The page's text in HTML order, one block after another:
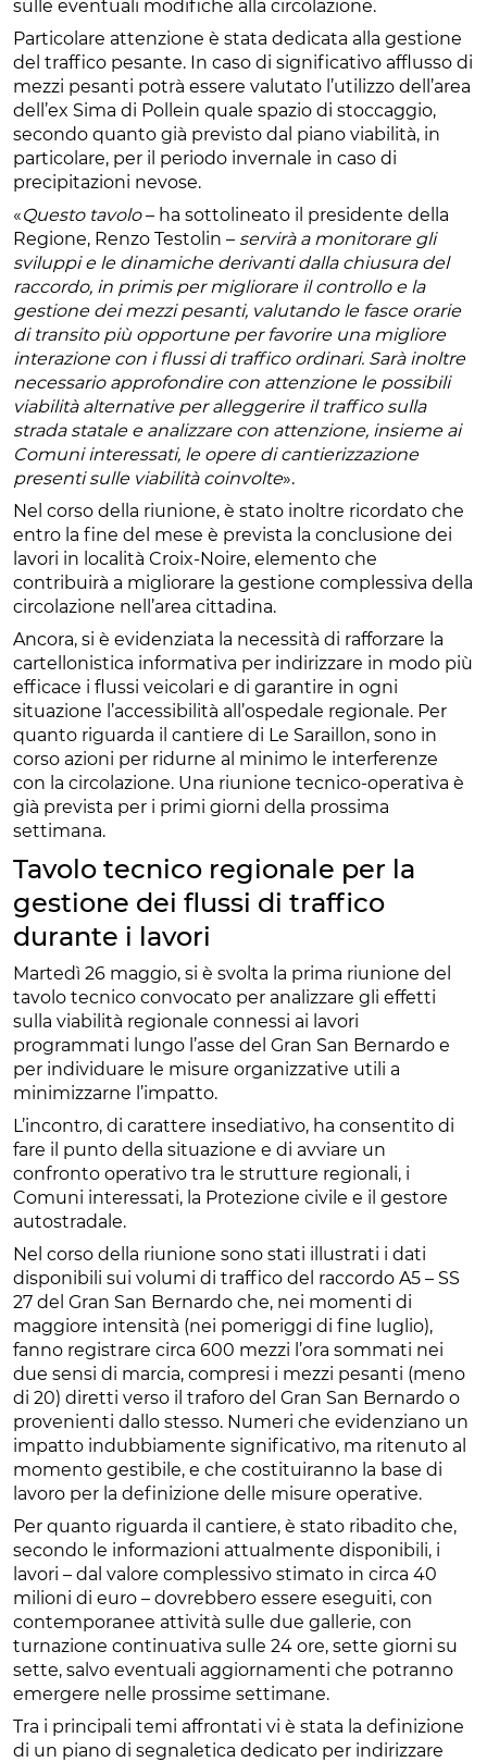
sulle eventuali modifiche alla circolazione.
Particolare attenzione è stata dedicata alla gestione
del traffico pesante. In caso di significativo afflusso di
mezzi pesanti potrà essere valutato l’utilizzo dell’area
dell’ex Sima di Pollein quale spazio di stoccaggio,
secondo quanto già previsto dal piano viabilità, in
particolare, per il periodo invernale in caso di
precipitazioni nevose.
«Questo tavolo– ha sottolineato il presidente della
Regione, Renzo Testolin – servirà a monitorare gli
sviluppi e le dinamiche derivanti dalla chiusura del
raccordo, in primis per migliorare il controllo e la
gestione dei mezzi pesanti, valutando le fasce orarie
di transito più opportune per favorire una migliore
interazione con i flussi di traffico ordinari. Sarà inoltre
necessario approfondire con attenzione le possibili
viabilità alternative per alleggerire il traffico sulla
strada statale e analizzare con attenzione, insieme ai
Comuni interessati, le opere di cantierizzazione
presenti sulle viabilità coinvolte».
Nel corso della riunione, è stato inoltre ricordato che
entro la fine del mese è prevista la conclusione dei
lavori in località Croix-Noire, elemento che
contribuirà a migliorare la gestione complessiva della
circolazione nell’area cittadina.
Ancora, si è evidenziata la necessità di rafforzare la
cartellonistica informativa per indirizzare in modo più
efficace i flussi veicolari e di garantire in ogni
situazione l’accessibilità all’ospedale regionale. Per
quanto riguarda il cantiere di Le Saraillon, sono in
corso azioni per ridurne al minimo le interferenze
con la circolazione. Una riunione tecnico-operativa è
già prevista per i primi giorni della prossima
settimana.
Tavolo tecnico regionale per la
gestione dei flussi di traffico
durante i lavori
Martedì 26 maggio, si è svolta la prima riunione del
tavolo tecnico convocato per analizzare gli effetti
sulla viabilità regionale connessi ai lavori
programmati lungo l’asse del Gran San Bernardo e
per individuare le misure organizzative utili a
minimizzarne l’impatto.
L’incontro, di carattere insediativo, ha consentito di
fare il punto della situazione e di avviare un
confronto operativo tra le strutture regionali, i
Comuni interessati, la Protezione civile e il gestore
autostradale.
Nel corso della riunione sono stati illustrati i dati
disponibili sui volumi di traffico del raccordo A5 – SS
27 del Gran San Bernardo che, nei momenti di
maggiore intensità (nei pomeriggi di fine luglio),
fanno registrare circa 600 mezzi l’ora sommati nei
due sensi di marcia, compresi i mezzi pesanti (meno
di 20) diretti verso il traforo del Gran San Bernardo o
provenienti dallo stesso. Numeri che evidenziano un
impatto indubbiamente significativo, ma ritenuto al
momento gestibile, e che costituiranno la base di
lavoro per la definizione delle misure operative.
Per quanto riguarda il cantiere, è stato ribadito che,
secondo le informazioni attualmente disponibili, i
lavori – dal valore complessivo stimato in circa 40
milioni di euro – dovrebbero essere eseguiti, con
contemporanee attività sulle due gallerie, con
turnazione continuativa sulle 24 ore, sette giorni su
sette, salvo eventuali aggiornamenti che potranno
emergere nelle prossime settimane.
Tra i principali temi affrontati vi è stata la definizione
di un piano di segnaletica dedicato per indirizzare